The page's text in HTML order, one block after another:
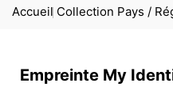
Accueil Collection Pays /
Empreinte My